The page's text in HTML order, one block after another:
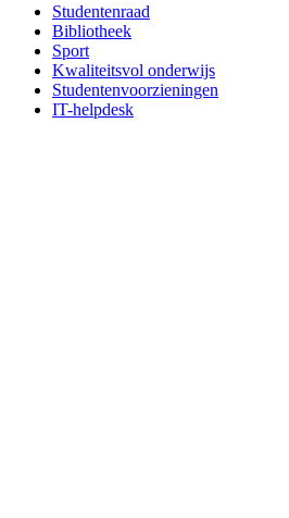
Studentenraad
Bibliotheek
Sport
Kwaliteitsvol onderwijs
Studentenvoorzieningen
IT-helpdesk